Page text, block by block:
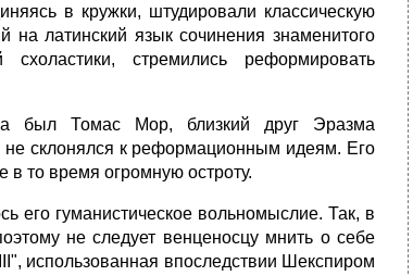
в кружки, штудировали классическую
латинский язык сочинения знаменитого
стремились реформировать
был Томас Мор, близкий друг Эразма
не склонялся к реформационным идеям. Его
то время огромную остроту.
его гуманистическое вольномыслие. Так, в
не следует венценосцу мнить о себе
использованная впоследствии Шекспиром